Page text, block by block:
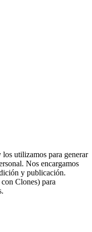
utilizamos para generar
Nos encargamos
y publicación.
Clones) para